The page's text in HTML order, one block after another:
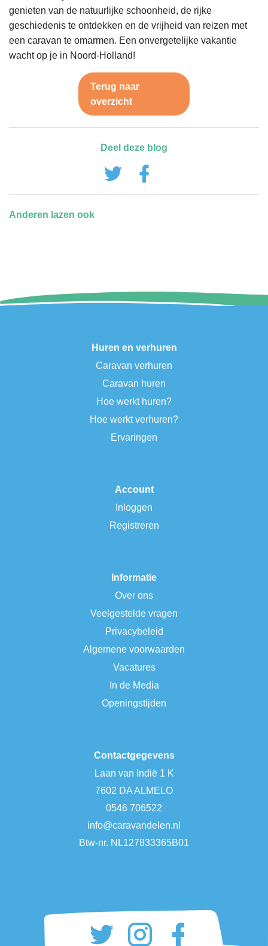
genieten van de natuurlijke schoonheid, de rijke
geschiedenis te ontdekken en de vrijheid van reizen met
een caravan te omarmen. Een onvergetelijke vakantie
wacht op je in Noord-Holland!
Terug naar
overzicht
Deel deze blog
Anderen lazen ook
Huren en verhuren
Caravan verhuren
Caravan huren
Hoe werkt huren?
Hoe werkt verhuren?
Ervaringen
Account
Inloggen
Registreren
Informatie
Over ons
Veelgestelde vragen
Privacybeleid
Algemene voorwaarden
Vacatures
In de Media
Openingstijden
Contactgegevens
Laan van Indië 1 K
7602 DA ALMELO
0546 706522
info@caravandelen.nl
Btw-nr. NL127833365B01